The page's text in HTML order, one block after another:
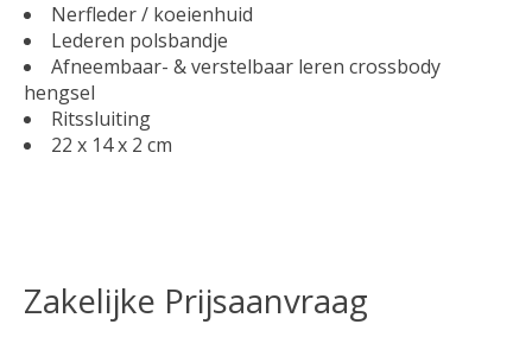
Nerfleder / koeienhuid
Lederen polsbandje
Afneembaar- & verstelbaar leren crossbody
hengsel
Ritssluiting
22 x 14 x 2 cm
Zakelijke Prijsaanvraag